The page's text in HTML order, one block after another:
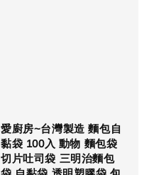
愛廚房~台灣製造 麵包自
黏袋 100入 動物 麵包袋
切片吐司袋 三明治麵包